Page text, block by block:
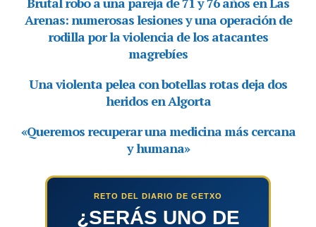
RETO DEL DIARIO DE GETXO
¿SERÁS UNO DE